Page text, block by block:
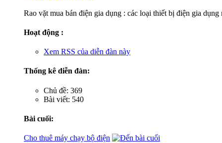
Rao vặt mua bán điện gia dụng : các loại thiết bị điện gia
Hoạt động :
Xem RSS của diễn đàn này
Thống kê diễn đàn:
Chủ đề: 369
Bài viết: 540
Bài cuối:
Cho thuê máy chạy bộ điện